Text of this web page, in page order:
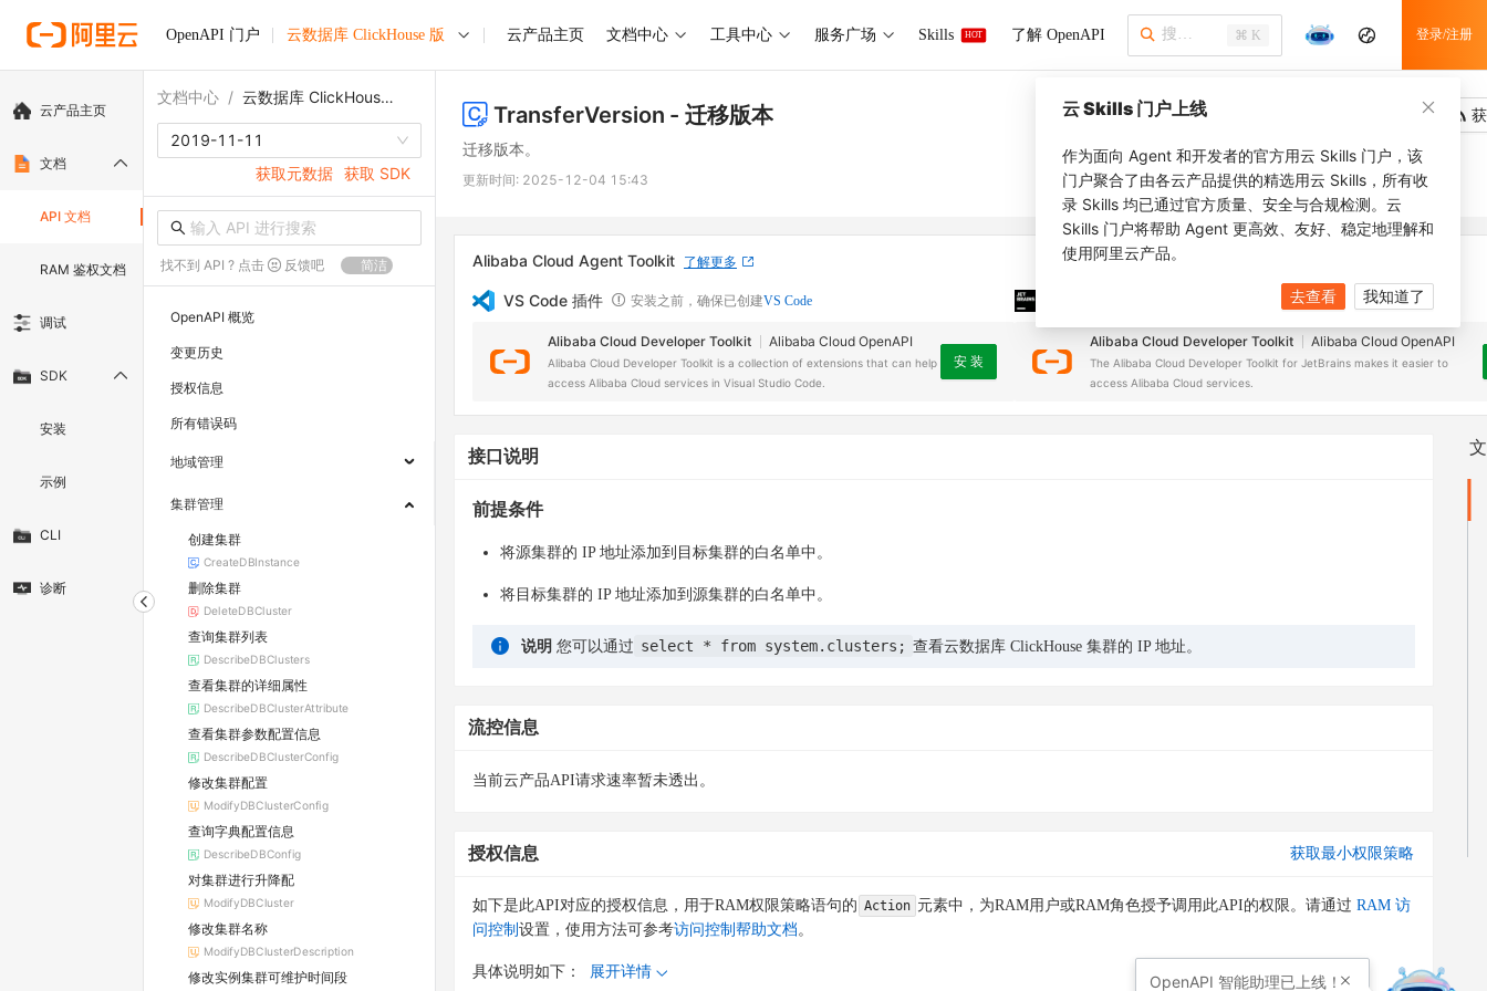
OpenAPI 门户 云数据库 ClickHouse 版 云产品主页 文档中心 工具中心 服务广场 Skills HOT 了解 OpenAPI ⌘ K 登录/注册
云产品主页
文档
API 文档
RAM 鉴权文档
调试
SDK
安装
示例
CLI
诊断
文档中心 / 云数据库 ClickHouse 版
2019-11-11
获取元数据 获取 SDK
找不到 API ? 点击 反馈吧 简洁
OpenAPI 概览
变更历史
授权信息
所有错误码
地域管理
集群管理
创建集群
CreateDBInstance
删除集群
DeleteDBCluster
查询集群列表
DescribeDBClusters
查看集群的详细属性
DescribeDBClusterAttribute
查看集群参数配置信息
DescribeDBClusterConfig
修改集群配置
ModifyDBClusterConfig
查询字典配置信息
DescribeDBConfig
对集群进行升降配
ModifyDBCluster
修改集群名称
ModifyDBClusterDescription
修改实例集群可维护时间段
TransferVersion - 迁移版本
迁移版本。
更新时间: 2025-12-04 15:43
Alibaba Cloud Agent Toolkit 了解更多
VS Code 插件 安装之前，确保已创建VS Code
Alibaba Cloud Developer Toolkit Alibaba Cloud OpenAPI
Alibaba Cloud Developer Toolkit is a collection of extensions that can help
access Alibaba Cloud services in Visual Studio Code.
安 装
安装之前，确保已创建JetBrains IDE
Alibaba Cloud Developer Toolkit Alibaba Cloud OpenAPI
The Alibaba Cloud Developer Toolkit for JetBrains makes it easier to
access Alibaba Cloud services.
接口说明
前提条件
将源集群的 IP 地址添加到目标集群的白名单中。
将目标集群的 IP 地址添加到源集群的白名单中。
说明 您可以通过 select * from system.clusters; 查看云数据库 ClickHouse 集群的 IP 地址。
流控信息
当前云产品API请求速率暂未透出。
授权信息 获取最小权限策略
如下是此API对应的授权信息，用于RAM权限策略语句的 Action 元素中，为RAM用户或RAM角色授予调用此API的权限。请通过 RAM 访
问控制 设置，使用方法可参考访问控制帮助文档。
具体说明如下： 展开详情
云 Skills 门户上线
作为面向 Agent 和开发者的官方用云 Skills 门户，该
门户聚合了由各云产品提供的精选用云 Skills，所有收
录 Skills 均已通过官方质量、安全与合规检测。云
Skills 门户将帮助 Agent 更高效、友好、稳定地理解和
使用阿里云产品。
去查看 我知道了
OpenAPI 智能助理已上线！